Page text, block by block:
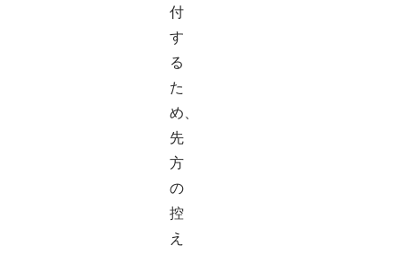
付
す
る
た
め、
先
方
の
控
え